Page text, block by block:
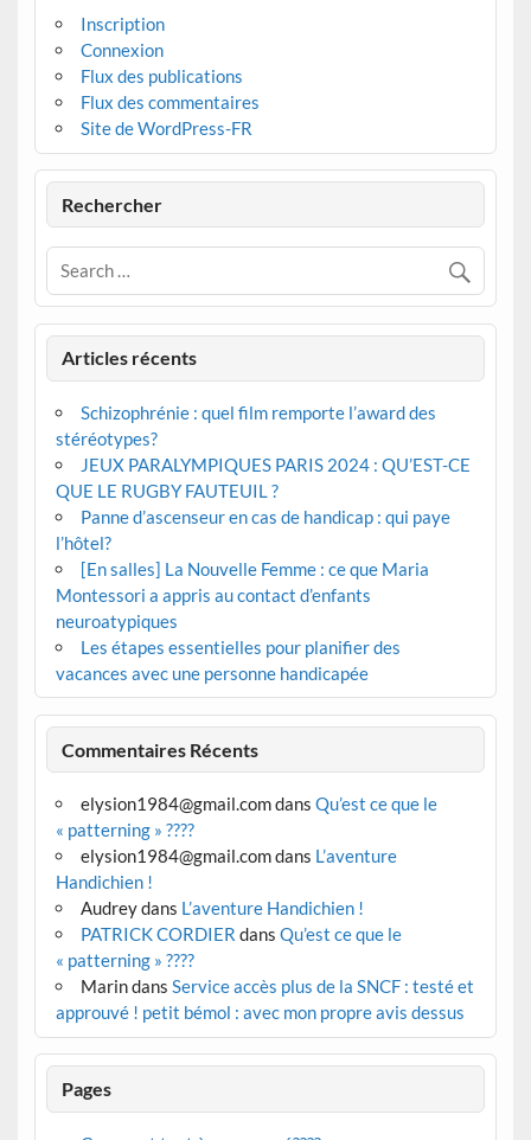
Inscription
Connexion
Flux des publications
Flux des commentaires
Site de WordPress-FR
Rechercher
Articles récents
Schizophrénie : quel film remporte l’award des
stéréotypes?
JEUX PARALYMPIQUES PARIS 2024 : QU’EST-CE
QUE LE RUGBY FAUTEUIL ?
Panne d’ascenseur en cas de handicap : qui paye
l’hôtel?
[En salles] La Nouvelle Femme : ce que Maria
Montessori a appris au contact d’enfants
neuroatypiques
Les étapes essentielles pour planifier des
vacances avec une personne handicapée
Commentaires Récents
elysion1984@gmail.comdans Qu’est ce que le
« patterning » ????
elysion1984@gmail.comdans L’aventure
Handichien !
Audreydans L’aventure Handichien !
PATRICK CORDIER dans Qu’est ce que le
« patterning » ????
Marindans Service accès plus de la SNCF : testé et
approuvé ! petit bémol : avec mon propre avis dessus
Pages